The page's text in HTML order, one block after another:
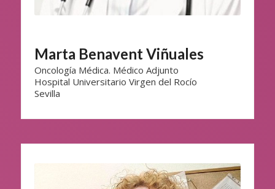
Marta Benavent Viñuales
Oncología Médica. Médico Adjunto
Hospital Universitario Virgen del Rocío
Sevilla